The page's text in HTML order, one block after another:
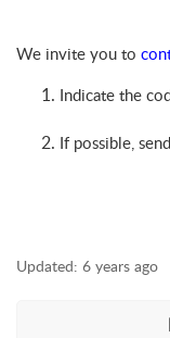
We invite you to
Indicate the
If possible,
Updated: 6 years ago